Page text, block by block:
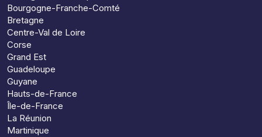
Bourgogne-Franche-Comté
Bretagne
Centre-Val de Loire
Corse
Grand Est
Guadeloupe
Guyane
Hauts-de-France
Île-de-France
La Réunion
Martinique